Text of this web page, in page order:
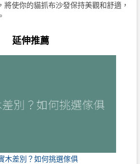
將使你的貓抓布沙發保持美觀和舒適，
延伸推薦
木差別？如何挑選傢俱